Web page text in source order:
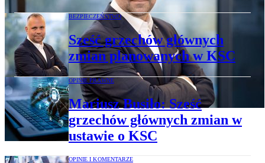
BEZPIECZEŃSTWO
Sześć grzechów głównych
zmian planowanych w KSC
OPINIE PRAWNE
Mariusz Busiło: Sześć
grzechów głównych zmian w
ustawie o KSC
OPINIE I KOMENTARZE